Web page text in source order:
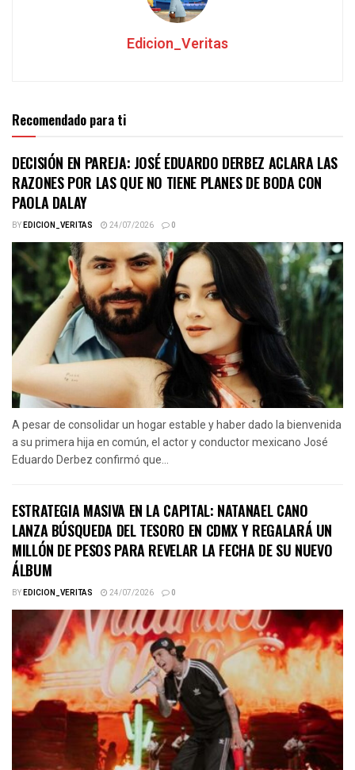
Edicion_Veritas
Recomendado para ti
DECISIÓN EN PAREJA: JOSÉ EDUARDO DERBEZ ACLARA LAS
RAZONES POR LAS QUE NO TIENE PLANES DE BODA CON
PAOLA DALAY
BYEDICION_VERITAS 24/07/2026 0
A pesar de consolidar un hogar estable y haber dado la bienvenida
a su primera hija en común, el actor y conductor mexicano José
Eduardo Derbez confirmó que...
ESTRATEGIA MASIVA EN LA CAPITAL: NATANAEL CANO
LANZA BÚSQUEDA DEL TESORO EN CDMX Y REGALARÁ UN
MILLÓN DE PESOS PARA REVELAR LA FECHA DE SU NUEVO
ÁLBUM
BYEDICION_VERITAS 24/07/2026 0